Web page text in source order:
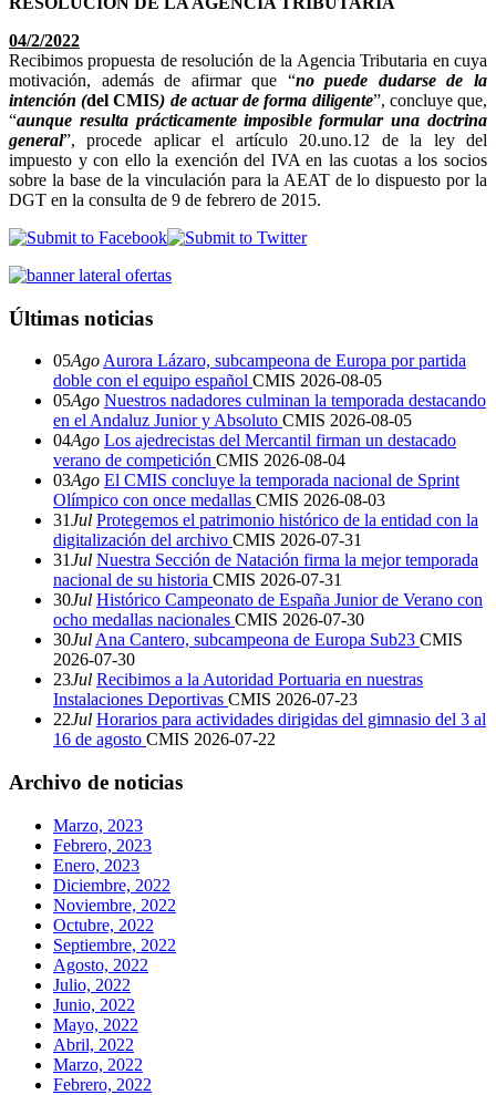
04/2/2022
Recibimos propuesta de resolución de la Agencia Tributaria en cuya
motivación, además de afirmar que “no puede dudarse de la
intención (del CMIS) de actuar de forma diligente”, concluye que,
“aunque resulta prácticamente imposible formular una doctrina
general”, procede aplicar el artículo 20.uno.12 de la ley del
impuesto y con ello la exención del IVA en las cuotas a los socios
sobre la base de la vinculación para la AEAT de lo dispuesto por la
DGT en la consulta de 9 de febrero de 2015.
Últimas noticias
05Ago Aurora Lázaro, subcampeona de Europa por partida
doble con el equipo español CMIS 2026-08-05
05Ago Nuestros nadadores culminan la temporada destacando
en el Andaluz Junior y Absoluto CMIS 2026-08-05
04Ago Los ajedrecistas del Mercantil firman un destacado
verano de competición CMIS 2026-08-04
03Ago El CMIS concluye la temporada nacional de Sprint
Olímpico con once medallas CMIS 2026-08-03
31Jul Protegemos el patrimonio histórico de la entidad con la
digitalización del archivo CMIS 2026-07-31
31Jul Nuestra Sección de Natación firma la mejor temporada
nacional de su historia CMIS 2026-07-31
30Jul Histórico Campeonato de España Junior de Verano con
ocho medallas nacionales CMIS 2026-07-30
30Jul Ana Cantero, subcampeona de Europa Sub23 CMIS
2026-07-30
23Jul Recibimos a la Autoridad Portuaria en nuestras
Instalaciones Deportivas CMIS 2026-07-23
22Jul Horarios para actividades dirigidas del gimnasio del 3 al
16 de agosto CMIS 2026-07-22
Archivo de noticias
Marzo, 2023
Febrero, 2023
Enero, 2023
Diciembre, 2022
Noviembre, 2022
Octubre, 2022
Septiembre, 2022
Agosto, 2022
Julio, 2022
Junio, 2022
Mayo, 2022
Abril, 2022
Marzo, 2022
Febrero, 2022